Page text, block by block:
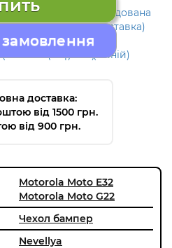
доставка:
від 1500 грн.
від 900 грн.
Motorola Moto E32
Motorola Moto G22
Чехол бампер
Nevellya